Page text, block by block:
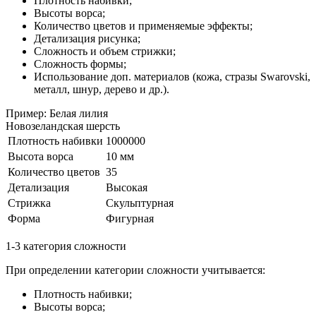
Высоты ворса;
Количество цветов и применяемые эффекты;
Детализация рисунка;
Сложность и объем стрижки;
Сложность формы;
Использование доп. материалов (кожа, стразы Swarovski,
металл, шнур, дерево и др.).
Пример: Белая лилия
Новозеландская шерсть
Плотность набивки 1000000
Высота ворса
10 мм
Количество цветов 35
Детализация
Высокая
Стрижка
Скульптурная
Форма
Фигурная
1-3 категория сложности
При определении категории сложности учитывается:
Плотность набивки;
Высоты ворса;